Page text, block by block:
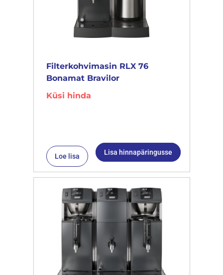
Filterkohvimasin RLX 76
Bonamat Bravilor
Küsi hinda
Loe lisa Lisa hinnapäringusse